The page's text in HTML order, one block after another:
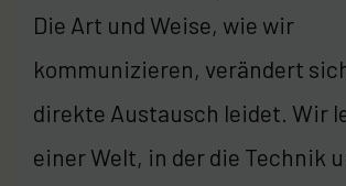
Die Art und Weise, wie wir
kommunizieren, verändert
direkte Austausch leidet. Wir
einer Welt, in der die Technik